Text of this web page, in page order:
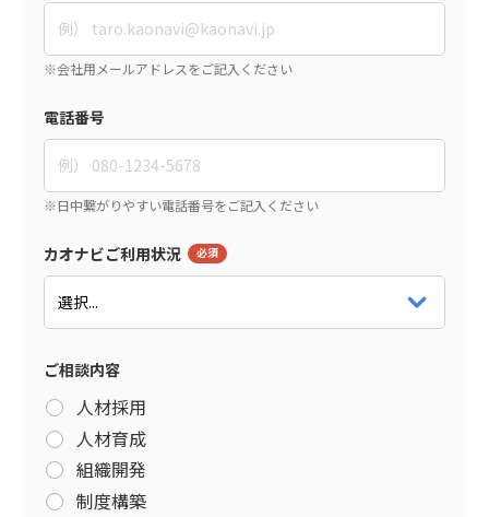
電話番号
カオナビご利用状況
ご相談内容
人材採用
人材育成
組織開発
制度構築